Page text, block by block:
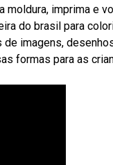
moldura, imprima e
do brasil para
imagens,
formas para as